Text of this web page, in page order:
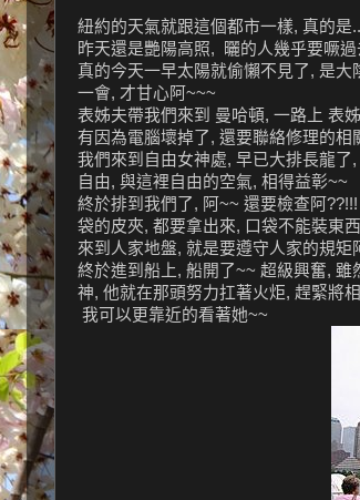
紐約的天氣就跟這個都市一樣, 真的是
昨天還是艷陽高照, 曬的人幾乎要噘
真的今天一早太陽就偷懶不見了, 是
一會, 才甘心阿~~~
表姊夫帶我們來到 曼哈頓, 一路上 表
有因為電腦壞掉了, 還要聯絡修理的相
我們來到自由女神處, 早已大排長龍
自由, 與這裡自由的空氣, 相得益彰~~
終於排到我們了, 阿~~ 還要檢查阿
袋的皮夾, 都要拿出來, 口袋不能裝東
來到人家地盤, 就是要遵守人家的規矩
終於進到船上, 船開了~~ 超級興奮,
神, 他就在那頭努力扛著火炬, 趕緊將
我可以更靠近的看著她~~